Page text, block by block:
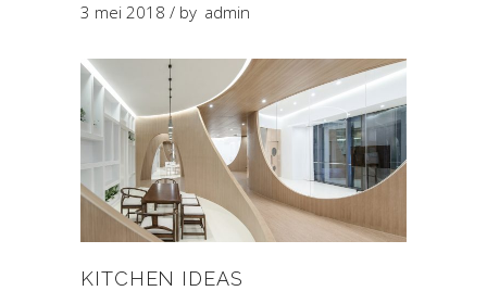
3 mei 2018 by admin
KITCHEN IDEAS